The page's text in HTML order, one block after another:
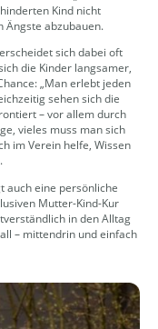
Kind nicht
Ängste abzubauen.
sich dabei oft
die Kinder langsamer,
„Man erlebt jeden
sehen sich die
– vor allem durch
vieles muss man sich
im Verein helfe, Wissen
auch eine persönliche
Mutter-Kind-Kur
in den Alltag
– mittendrin und einfach